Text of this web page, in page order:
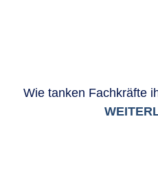
Wie tanken Fachkräfte